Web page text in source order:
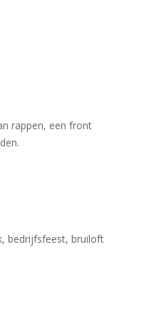
rappen, een front
bedrijfsfeest, bruiloft